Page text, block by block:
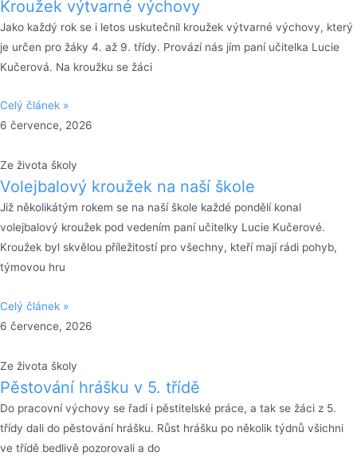
Kroužek výtvarné výchovy
Jako každý rok se i letos uskutečnil kroužek výtvarné výchovy, který
je určen pro žáky 4. až 9. třídy. Provází nás jím paní učitelka Lucie
Kučerová. Na kroužku se žáci
Celý článek »
6 července, 2026
Ze života školy
Volejbalový kroužek na naší škole
Již několikátým rokem se na naší škole každé pondělí konal
volejbalový kroužek pod vedením paní učitelky Lucie Kučerové.
Kroužek byl skvělou příležitostí pro všechny, kteří mají rádi pohyb,
týmovou hru
Celý článek »
6 července, 2026
Ze života školy
Pěstování hrášku v 5. třídě
Do pracovní výchovy se řadí i pěstitelské práce, a tak se žáci z 5.
třídy dali do pěstování hrášku. Růst hrášku po několik týdnů všichni
ve třídě bedlivě pozorovali a do